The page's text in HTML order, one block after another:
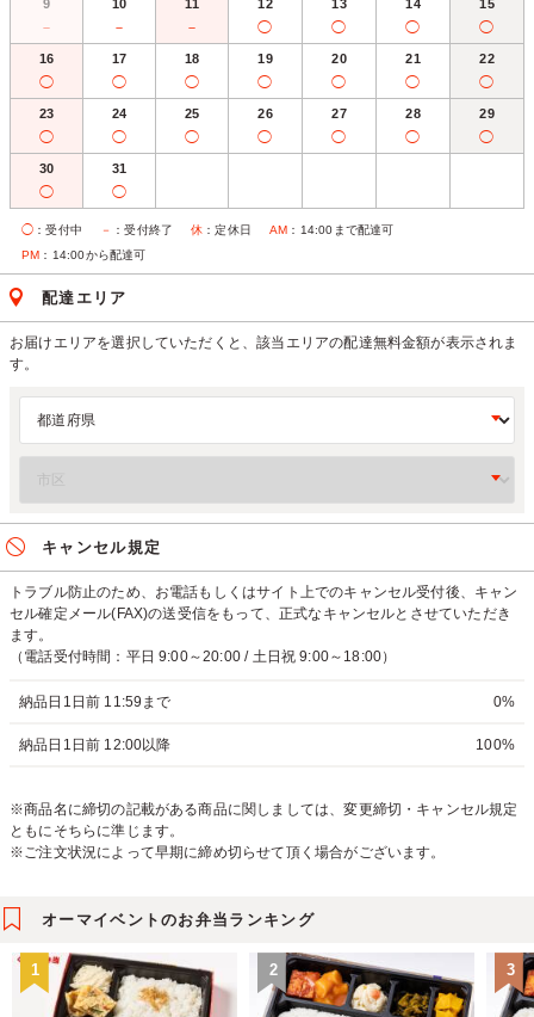
9
－
10
－
11
－
12
◯
13
◯
14
◯
15
◯
16
◯
17
◯
18
◯
19
◯
20
◯
21
◯
22
◯
23
◯
24
◯
25
◯
26
◯
27
◯
28
◯
29
◯
30
◯
31
◯
◯ ：受付中 － ：受付終了 休 ：定休日 AM ：14:00まで配達可
PM ：14:00から配達可
配達エリア
お届けエリアを選択していただくと、該当エリアの配達無料金額が表示されま
す。
キャンセル規定
トラブル防止のため、お電話もしくはサイト上でのキャンセル受付後、キャン
セル確定メール(FAX)の送受信をもって、正式なキャンセルとさせていただき
ます。
（電話受付時間：平日 9:00～20:00 / 土日祝 9:00～18:00）
納品日1日前 11:59まで 0%
納品日1日前 12:00以降 100%
※商品名に締切の記載がある商品に関しましては、変更締切・キャンセル規定
ともにそちらに準じます。
※ご注文状況によって早期に締め切らせて頂く場合がございます。
オーマイベントのお弁当ランキング
1 2 3